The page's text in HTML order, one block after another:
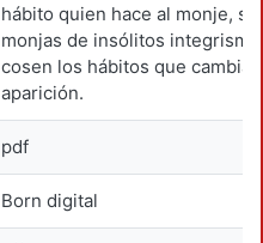
hábito quien hace al monje,
monjas de insólitos
cosen los hábitos que
aparición.
pdf
Born digital